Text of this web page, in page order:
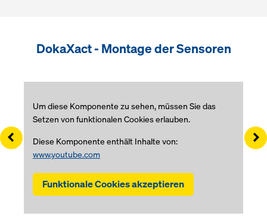
DokaXact - Montage der Sensoren
Um diese Komponente zu sehen, müssen Sie das
Setzen von funktionalen Cookies erlauben.
Diese Komponente enthält Inhalte von:
www.youtube.com
Funktionale Cookies akzeptieren
Left